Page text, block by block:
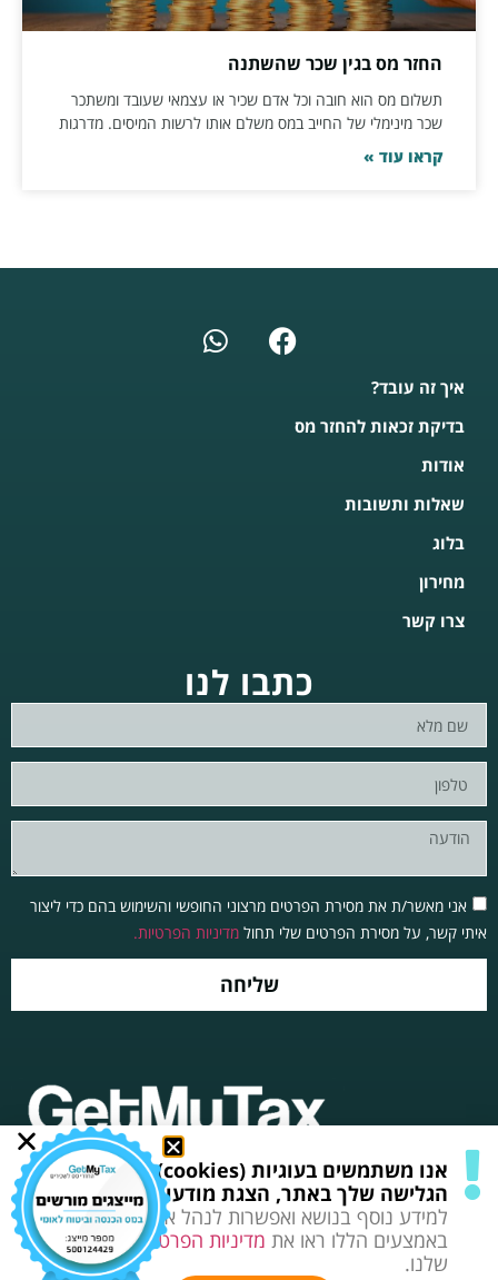
החזר מס בגין שכר שהשתנה
תשלום מס הוא חובה וכל אדם שכיר או עצמאי שעובד ומשתכר
שכר מינימלי של החייב במס משלם אותו לרשות המיסים. מדרגות
קראו עוד »
איך זה עובד?
בדיקת זכאות להחזר מס
אודות
שאלות ותשובות
בלוג
מחירון
צרו קשר
כתבו לנו
אני מאשר/ת את מסירת הפרטים מרצוני החופשי והשימוש בהם כדי ליצור
איתי קשר, על מסירת הפרטים שלי תחול מדיניות הפרטיות.
שליחה
תקנון, תנאי שימוש ופרטיות
כל הזכויות שמורות© 2025
אנו משתמשים בעוגיות (cookies) לשיפור חווית
הגלישה שלך באתר, הצגת מודעות מותאמות ועוד.
למידע נוסף בנושא ואפשרות לנהל את השימוש
באמצעים הללו ראו את מדיניות הפרטיותהמעודכנת
שלנו.